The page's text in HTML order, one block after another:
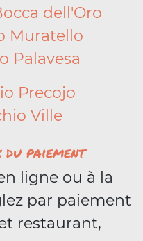
dell'Oro
Muratello
Palavesa
Precojo
Ville
paiement
ligne ou à la
par paiement
restaurant,